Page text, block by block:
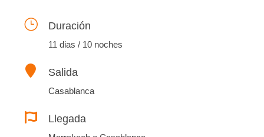
Duración
11 dias / 10 noches
Salida
Casablanca
Llegada